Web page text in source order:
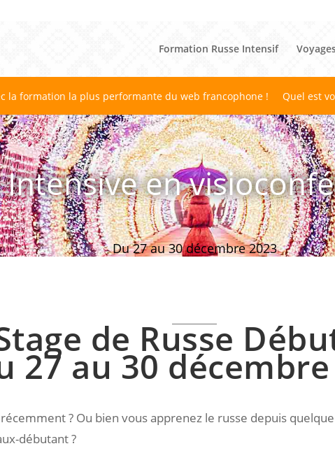
Formation Russe Intensif
la formation la plus performante du web francophone ! Quel est
en
Du 27 au 30 décembre 2023
de Russe
27 au 30
? Ou bien vous apprenez le russe depuis
débutant ?